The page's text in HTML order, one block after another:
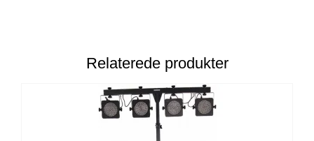
Relaterede produkter